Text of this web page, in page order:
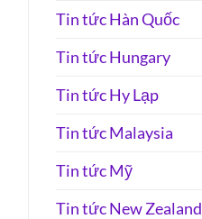
Tin tức Hàn Quốc
Tin tức Hungary
Tin tức Hy Lạp
Tin tức Malaysia
Tin tức Mỹ
Tin tức New Zealand